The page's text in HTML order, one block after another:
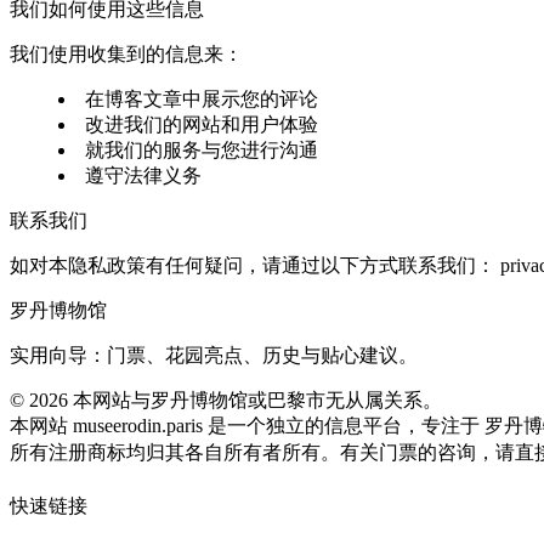
我们如何使用这些信息
我们使用收集到的信息来：
在博客文章中展示您的评论
改进我们的网站和用户体验
就我们的服务与您进行沟通
遵守法律义务
联系我们
如对本隐私政策有任何疑问，请通过以下方式联系我们：
罗丹博物馆
实用向导：门票、花园亮点、历史与贴心建议。
© 2026 本网站与罗丹博物馆或巴黎市无从属关系。
本网站 museerodin.paris 是一个独立的信息平台，专注于 罗丹
所有注册商标均归其各自所有者所有。有关门票的咨询，请直
快速链接